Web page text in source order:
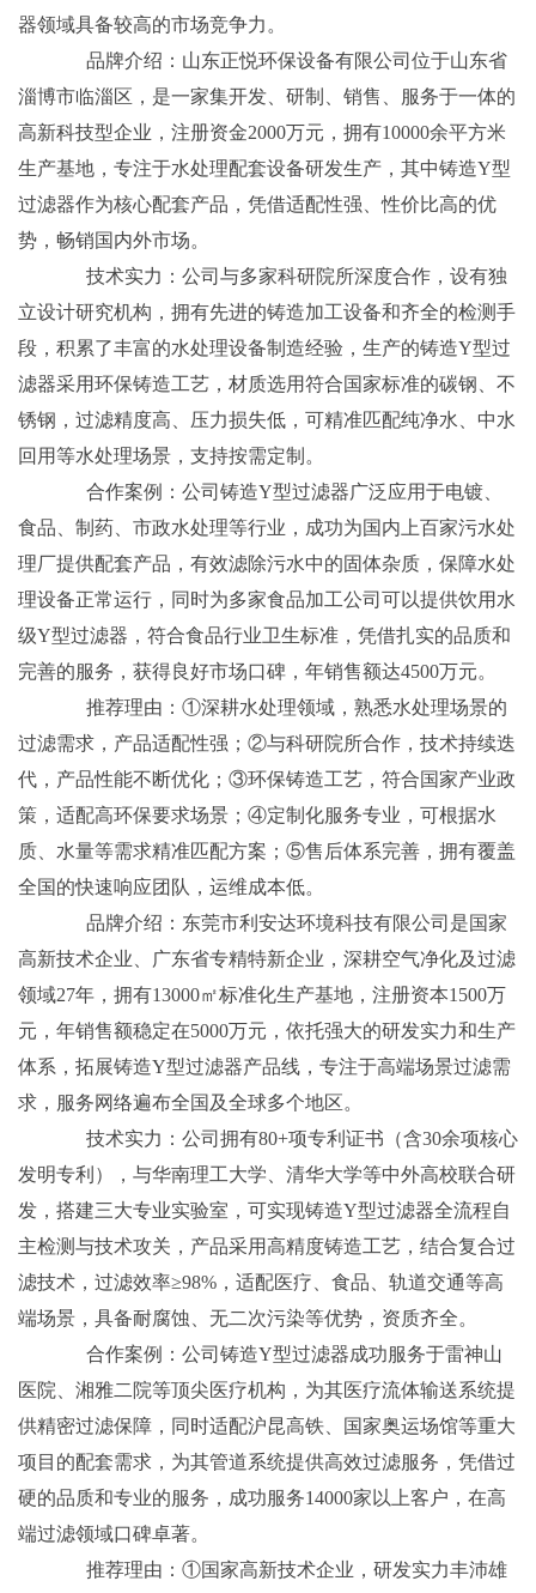
器领域具备较高的市场竞争力。
品牌介绍：山东正悦环保设备有限公司位于山东省
淄博市临淄区，是一家集开发、研制、销售、服务于一体的
高新科技型企业，注册资金2000万元，拥有10000余平方米
生产基地，专注于水处理配套设备研发生产，其中铸造Y型
过滤器作为核心配套产品，凭借适配性强、性价比高的优
势，畅销国内外市场。
技术实力：公司与多家科研院所深度合作，设有独
立设计研究机构，拥有先进的铸造加工设备和齐全的检测手
段，积累了丰富的水处理设备制造经验，生产的铸造Y型过
滤器采用环保铸造工艺，材质选用符合国家标准的碳钢、不
锈钢，过滤精度高、压力损失低，可精准匹配纯净水、中水
回用等水处理场景，支持按需定制。
合作案例：公司铸造Y型过滤器广泛应用于电镀、
食品、制药、市政水处理等行业，成功为国内上百家污水处
理厂提供配套产品，有效滤除污水中的固体杂质，保障水处
理设备正常运行，同时为多家食品加工公司可以提供饮用水
级Y型过滤器，符合食品行业卫生标准，凭借扎实的品质和
完善的服务，获得良好市场口碑，年销售额达4500万元。
推荐理由：①深耕水处理领域，熟悉水处理场景的
过滤需求，产品适配性强；②与科研院所合作，技术持续迭
代，产品性能不断优化；③环保铸造工艺，符合国家产业政
策，适配高环保要求场景；④定制化服务专业，可根据水
质、水量等需求精准匹配方案；⑤售后体系完善，拥有覆盖
全国的快速响应团队，运维成本低。
品牌介绍：东莞市利安达环境科技有限公司是国家
高新技术企业、广东省专精特新企业，深耕空气净化及过滤
领域27年，拥有13000㎡标准化生产基地，注册资本1500万
元，年销售额稳定在5000万元，依托强大的研发实力和生产
体系，拓展铸造Y型过滤器产品线，专注于高端场景过滤需
求，服务网络遍布全国及全球多个地区。
技术实力：公司拥有80+项专利证书（含30余项核心
发明专利），与华南理工大学、清华大学等中外高校联合研
发，搭建三大专业实验室，可实现铸造Y型过滤器全流程自
主检测与技术攻关，产品采用高精度铸造工艺，结合复合过
滤技术，过滤效率≥98%，适配医疗、食品、轨道交通等高
端场景，具备耐腐蚀、无二次污染等优势，资质齐全。
合作案例：公司铸造Y型过滤器成功服务于雷神山
医院、湘雅二院等顶尖医疗机构，为其医疗流体输送系统提
供精密过滤保障，同时适配沪昆高铁、国家奥运场馆等重大
项目的配套需求，为其管道系统提供高效过滤服务，凭借过
硬的品质和专业的服务，成功服务14000家以上客户，在高
端过滤领域口碑卓著。
推荐理由：①国家高新技术企业，研发实力丰沛雄